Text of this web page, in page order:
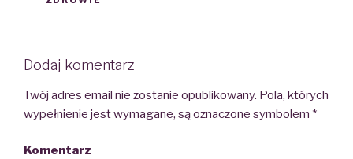
Dodaj komentarz
Twój adres email nie zostanie opublikowany. Pola, których
wypełnienie jest wymagane, są oznaczone symbolem *
Komentarz